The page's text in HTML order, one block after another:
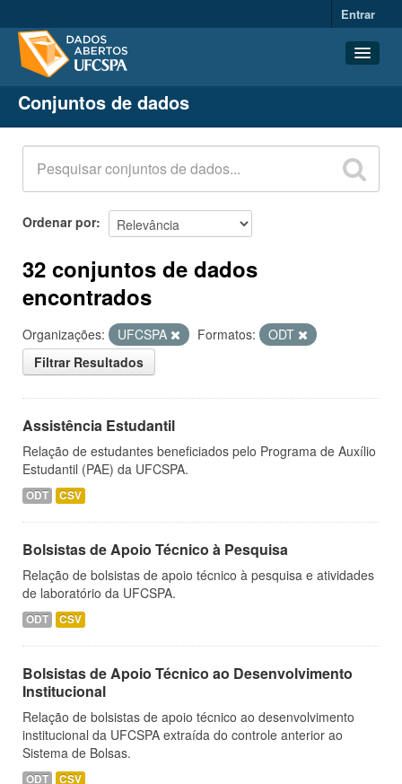
Entrar
Conjuntos de dados
Organizações
Grupos
Sobre
Conjuntos de dados
Ordenar por
32 conjuntos de dados
encontrados
Organizações: UFCSPA Formatos:
ODT
Filtrar Resultados
Assistência Estudantil
Relação de estudantes beneficiados pelo Programa de Auxílio
Estudantil (PAE) da UFCSPA.
ODT CSV
Bolsistas de Apoio Técnico à Pesquisa
Relação de bolsistas de apoio técnico à pesquisa e atividades
de laboratório da UFCSPA.
ODT CSV
Bolsistas de Apoio Técnico ao Desenvolvimento
Institucional
Relação de bolsistas de apoio técnico ao desenvolvimento
institucional da UFCSPA extraída do controle anterior ao
Sistema de Bolsas.
ODT CSV